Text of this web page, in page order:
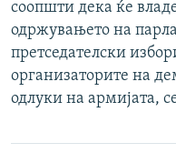
соопшти дека ќе
одржувањето на
претседателски
организаторите на
одлуки на армијата,